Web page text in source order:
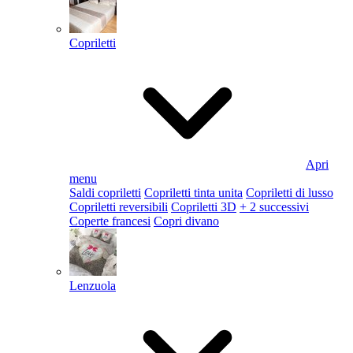
Copriletti
Apri
menu
Saldi copriletti Copriletti tinta unita Copriletti di lusso
Copriletti reversibili Copriletti 3D + 2 successivi
Coperte francesi Copri divano
Lenzuola